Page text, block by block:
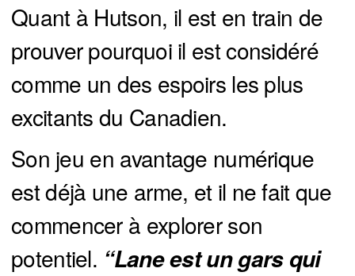
Quant à Hutson, il est en train de
prouver pourquoi il est considéré
comme un des espoirs les plus
excitants du Canadien.
Son jeu en avantage numérique
est déjà une arme, et il ne fait que
commencer à explorer son
potentiel. “Lane est un gars qui